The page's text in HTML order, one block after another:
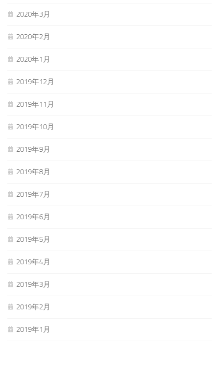
2020年3月
2020年2月
2020年1月
2019年12月
2019年11月
2019年10月
2019年9月
2019年8月
2019年7月
2019年6月
2019年5月
2019年4月
2019年3月
2019年2月
2019年1月